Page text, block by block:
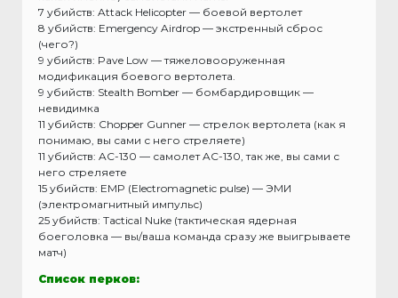
7 убийств: Attack Helicopter — боевой вертолет
8 убийств: Emergency Airdrop — экстренный сброс
(чего?)
9 убийств: Pave Low — тяжеловооруженная
модификация боевого вертолета.
9 убийств: Stealth Bomber — бомбардировщик —
невидимка
11 убийств: Chopper Gunner — стрелок вертолета (как я
понимаю, вы сами с него стреляете)
11 убийств: AC-130 — самолет AC-130, так же, вы сами с
него стреляете
15 убийств: EMP (Electromagnetic pulse) — ЭМИ
(электромагнитный импульс)
25 убийств: Tactical Nuke (тактическая ядерная
боеголовка — вы/ваша команда сразу же выигрываете
матч)
Список перков: